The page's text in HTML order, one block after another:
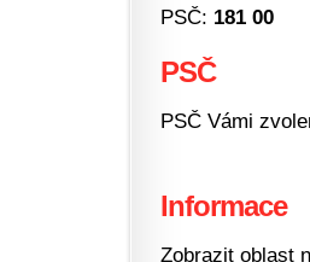
PSČ: 181 00
PSČ
PSČ Vámi
Informace
Zobrazit oblast